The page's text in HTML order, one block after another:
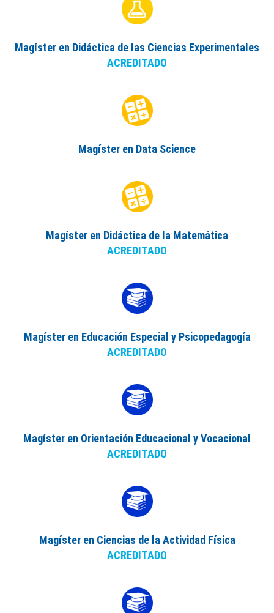
Magíster en Didáctica de las Ciencias Experimentales
ACREDITADO
Magíster en Data Science
Magíster en Didáctica de la Matemática
ACREDITADO
Magíster en Educación Especial y Psicopedagogía
ACREDITADO
Magíster en Orientación Educacional y Vocacional
ACREDITADO
Magíster en Ciencias de la Actividad Física
ACREDITADO